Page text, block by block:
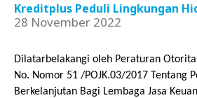
Kreditplus Peduli Lingkungan
28 November 2022
Dilatarbelakangi oleh Peraturan
No. Nomor 51 /POJK.03/2017 Tentang
Berkelanjutan Bagi Lembaga Jasa